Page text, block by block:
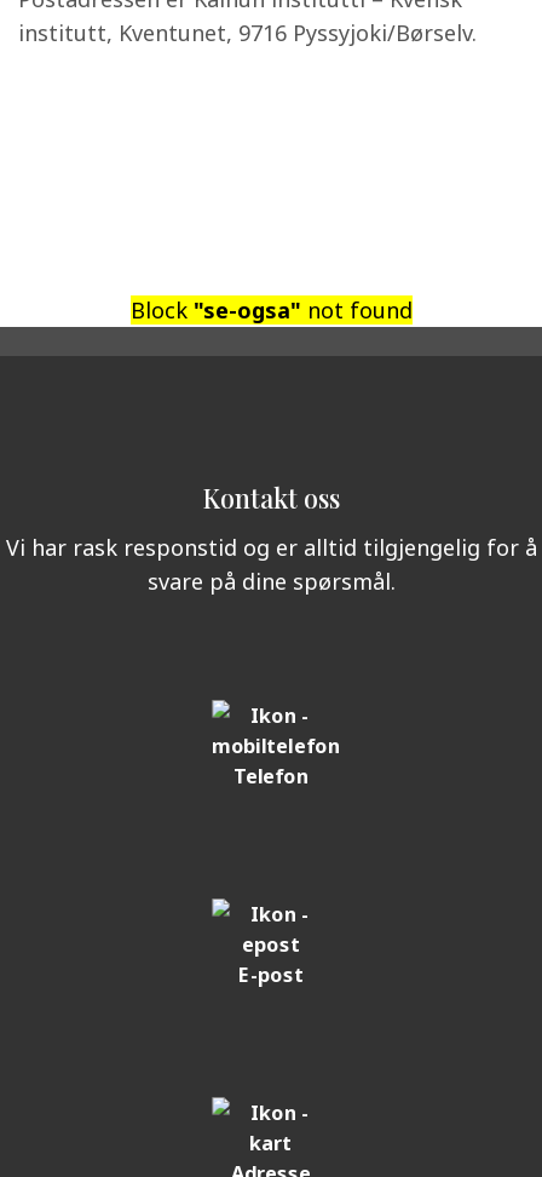
institutt, Kventunet, 9716 Pyssyjoki/Børselv.
Block "se-ogsa" not found
Kontakt oss
Vi har rask responstid og er alltid tilgjengelig for å
svare på dine spørsmål.
Telefon
E-post